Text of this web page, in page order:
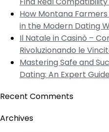
How Montana
in the Modern Dating
Il Natale in Casinò –
Rivoluzionando le
Mastering Safe and
Dating: An Expert Guide
Recent Comments
Archives